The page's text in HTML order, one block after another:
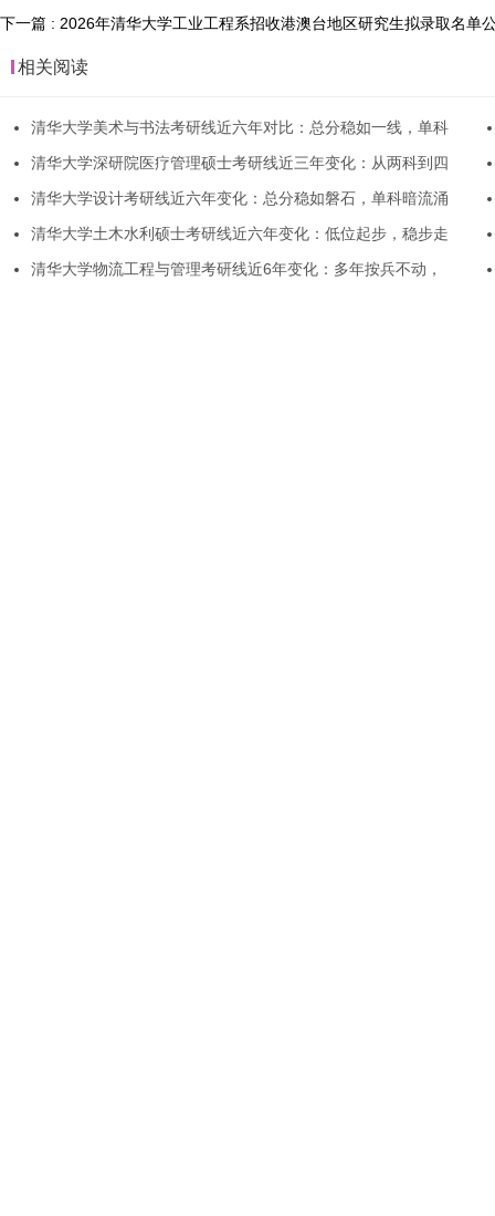
下一篇 : 2026年清华大学工业工程系招收港澳台地区研究生拟录取名单
相关阅读
清华大学美术与书法考研线近六年对比：总分稳如一线，单科
清华大学深研院医疗管理硕士考研线近三年变化：从两科到四
清华大学设计考研线近六年变化：总分稳如磐石，单科暗流涌
清华大学土木水利硕士考研线近六年变化：低位起步，稳步走
清华大学物流工程与管理考研线近6年变化：多年按兵不动，